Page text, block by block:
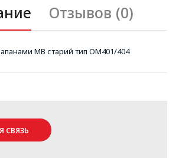
Отзывов (0)
MB старий тип OM401/404
СВЯЗЬ